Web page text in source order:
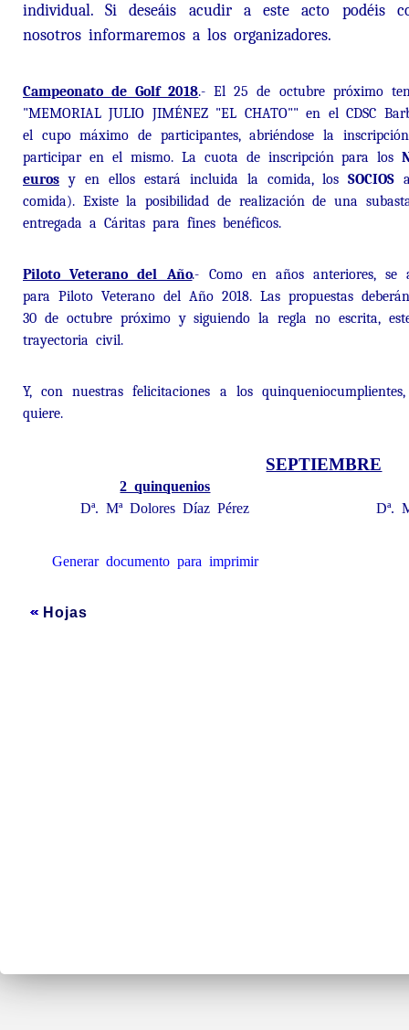
individual. Si deseáis acudir a este acto podéis
nosotros informaremos a los organizadores.
Campeonato de Golf 2018.- El 25 de octubre próximo
"MEMORIAL JULIO JIMÉNEZ "EL CHATO"" en el CDSC
el cupo máximo de participantes, abriéndose la
participar en el mismo. La cuota de inscripción para los
euros y en ellos estará incluida la comida, losSOCIOS
comida). Existe la posibilidad de realización de una
entregada a Cáritas para fines benéficos.
Piloto Veterano del Año.- Como en años anteriores, se
para Piloto Veterano del Año 2018. Las propuestas
30 de octubre próximo y siguiendo la regla no escrita,
trayectoria civil.
Y, con nuestras felicitaciones a los
quiere.
SEPTIEMBRE
2 quinquenios
Dª. Mª Dolores Díaz Pérez
Dª.
Generar documento para imprimir
Hojas